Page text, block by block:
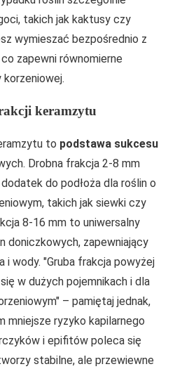
takich jak kaktusy czy
wymieszać bezpośrednio z
zapewni równomierne
korzeniowej.
keramzytu
to podstawa sukcesu
Drobna frakcja 2-8 mm
do podłoża dla roślin o
takich jak siewki czy
8-16 mm to uniwersalny
doniczkowych, zapewniający
i wody. Gruba frakcja powyżej
w dużych pojemnikach i dla
– pamiętaj jednak,
mniejsze ryzyko kapilarnego
i epifitów poleca się
stabilne, ale przewiewne